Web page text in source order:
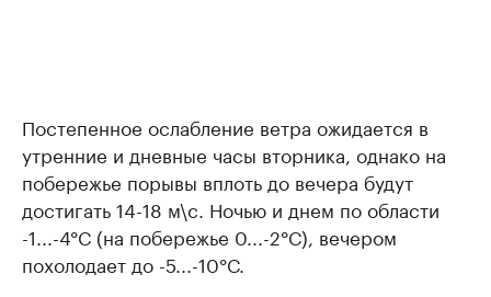
Постепенное ослабление ветра ожидается в
утренние и дневные часы вторника, однако на
побережье порывы вплоть до вечера будут
достигать 14-18 м\с. Ночью и днем по области
-1...-4°С (на побережье 0...-2°С), вечером
похолодает до -5...-10°С.